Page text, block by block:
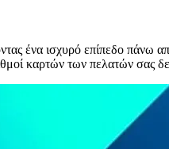
ένα ισχυρό επίπεδο
καρτών των πελατών σας